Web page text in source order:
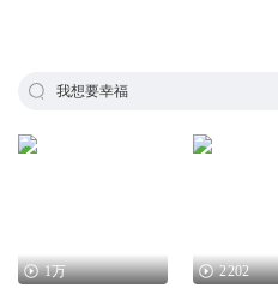
我想要幸福
1万 2202